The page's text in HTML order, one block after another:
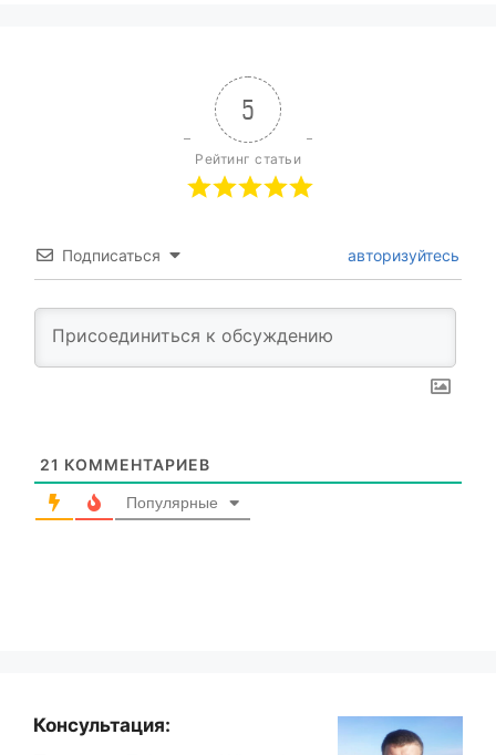
5
Рейтинг статьи
Подписаться авторизуйтесь
21 КОММЕНТАРИЕВ
Популярные
Консультация: